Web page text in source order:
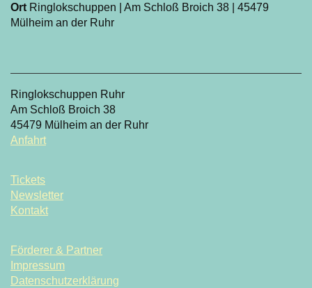
Ort Ringlokschuppen | Am Schloß Broich 38 | 45479
Mülheim an der Ruhr
Ringlokschuppen Ruhr
Am Schloß Broich 38
45479 Mülheim an der Ruhr
Anfahrt
Tickets
Newsletter
Kontakt
Förderer & Partner
Impressum
Datenschutzerklärung